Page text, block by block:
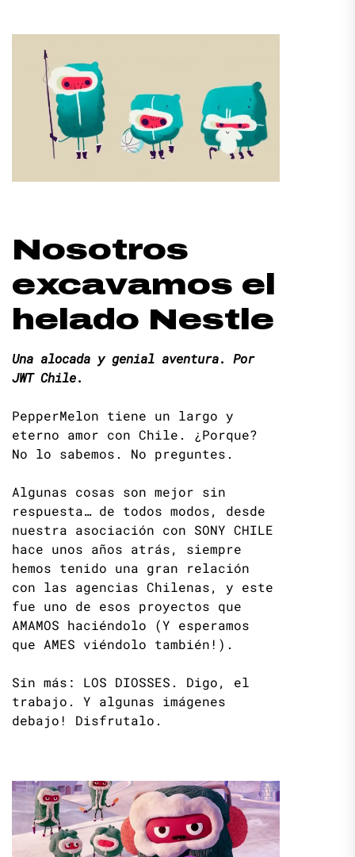
Nosotros
excavamos el
helado Nestle
Una alocada y genial aventura. Por
JWT Chile.
PepperMelon tiene un largo y
eterno amor con Chile. ¿Porque?
No lo sabemos. No preguntes.
Algunas cosas son mejor sin
respuesta… de todos modos, desde
nuestra asociación con SONY CHILE
hace unos años atrás, siempre
hemos tenido una gran relación
con las agencias Chilenas, y este
fue uno de esos proyectos que
AMAMOS haciéndolo (Y esperamos
que AMES viéndolo también!).
Sin más: LOS DIOSSES. Digo, el
trabajo. Y algunas imágenes
debajo! Disfrutalo.